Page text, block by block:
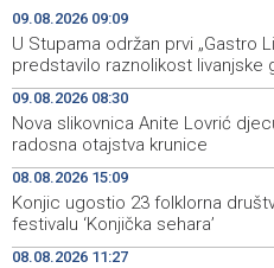
10:03
Marija Šerifović pred više
zatvorila 'Dane dijaspore 2026' u
09:28
Kušljugić: Sprječavanje
za očuvanje zdravlja srca tokom
09:27
U jami 'Raspotočje' petu
rudara
09:20
Gosti iz regiona okupirali
umjesto mora izabrali planinu
09.08.2026 09:09
U Stupama održan prvi „Gastro
predstavilo raznolikost livanjske
09.08.2026 08:30
Nova slikovnica Anite Lovrić
radosna otajstva krunice
08.08.2026 15:09
Konjic ugostio 23 folklorna
festivalu ‘Konjička sehara’
08.08.2026 11:27